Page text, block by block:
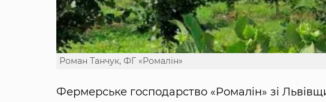
Роман Танчук, ФГ «Ромалін»
Фермерське господарство «Ромалін» зі